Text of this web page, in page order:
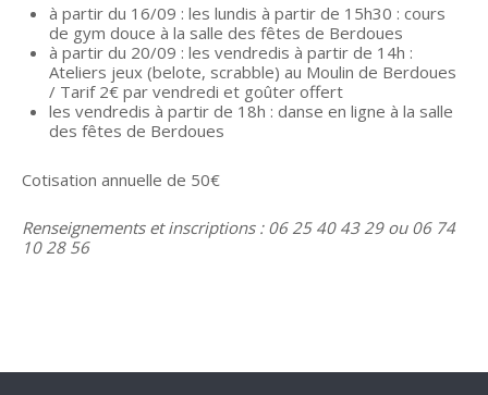
à partir du 16/09 : les lundis à partir de 15h30 : cours
de gym douce à la salle des fêtes de Berdoues
à partir du 20/09 : les vendredis à partir de 14h :
Ateliers jeux (belote, scrabble) au Moulin de Berdoues
/ Tarif 2€ par vendredi et goûter offert
les vendredis à partir de 18h : danse en ligne à la salle
des fêtes de Berdoues
Cotisation annuelle de 50€
Renseignements et inscriptions : 06 25 40 43 29 ou 06 74
10 28 56